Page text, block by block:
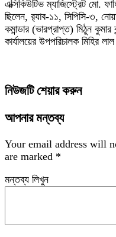
এক্সিকিউটিভ ম্যাজিস্ট্রেট মো.
ছিলেন, র‍্যাব-১১, সিপিসি-৩,
কমান্ডার (ভারপ্রাপ্ত) মিঠুন
কার্যালয়ের উপপরিচালক মিহির
নিউজটি শেয়ার করুন
আপনার মন্তব্য
Your email address will
are marked *
মন্তব্য লিখুন